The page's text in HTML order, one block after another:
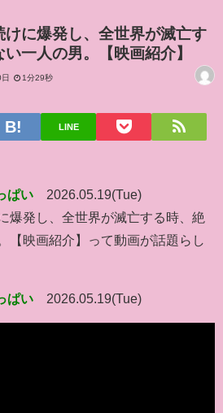
けに爆発し、全世界が滅亡す
一人の男。【映画紹介】
1分29秒
LINE
ぱい
2026.05.19(Tue)
爆発し、全世界が滅亡する時、絶
【映画紹介】って動画が話題らし
ぱい 2026.05.19(Tue)